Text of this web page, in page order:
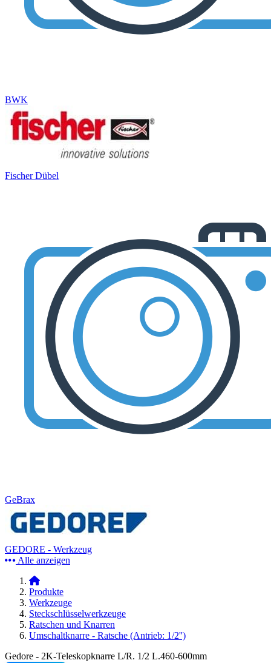
BWK
Fischer Dübel
GeBrax
GEDORE - Werkzeug
Alle anzeigen
Produkte
Werkzeuge
Steckschlüsselwerkzeuge
Ratschen und Knarren
Umschaltknarre - Ratsche (Antrieb: 1/2'')
Gedore - 2K-Teleskopknarre L/R. 1/2 L.460-600mm